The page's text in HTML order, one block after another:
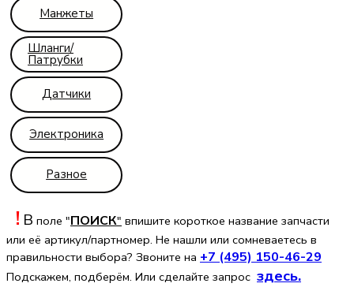
Манжеты
Шланги/
Патрубки
Датчики
Электроника
Разное
! В поле "ПОИСК" впишите короткое название запчасти
или её артикул/партномер. Не нашли или сомневаетесь в
правильности выбора? Звоните на +7 (495) 150-46-29
Подскажем, подберём. Или сделайте запрос здесь.